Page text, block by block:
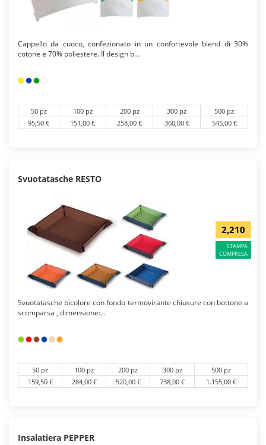
Cappello da cuoco, confezionato in un confortevole blend di 30%
cotone e 70% poliestere. Il design b...
50 pz 100 pz 200 pz 300 pz
500 pz
95,50 €
151,00 € 258,00 € 360,00 € 545,00 €
Svuotatasche RESTO
2,210
STAMPA
COMPRESA
Svuotatasche bicolore con fondo termovirante chiusure con bottone a
scomparsa , dimensione:...
50 pz 100 pz 200 pz 300 pz
500 pz
159,50 €
284,00 € 520,00 € 738,00 € 1.155,00 €
Insalatiera PEPPER